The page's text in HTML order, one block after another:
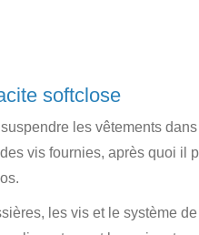
softclose
les vêtements
vis fournies, après quoi
les vis et le système